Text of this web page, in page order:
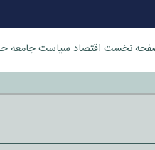
نخست اقتصاد سیاستجامعه
مهار چین، روسیه و اروپا شکست خورد